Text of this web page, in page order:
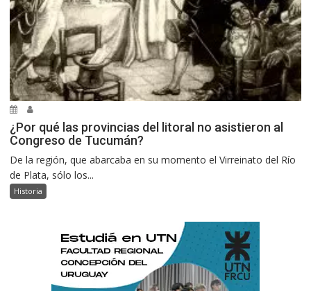
¿Por qué las provincias del litoral no asistieron al
Congreso de Tucumán?
De la región, que abarcaba en su momento el Virreinato del Río
de Plata, sólo los...
Historia